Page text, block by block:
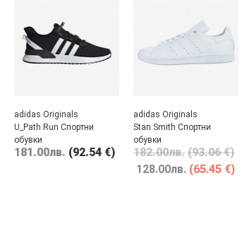
adidas Originals
U_Path Run Спортни
обувки
181.00лв. (92.54 €)
adidas Originals
Stan Smith Спортни
обувки
182.00лв. (93.06 €)
128.00лв. (65.45 €)